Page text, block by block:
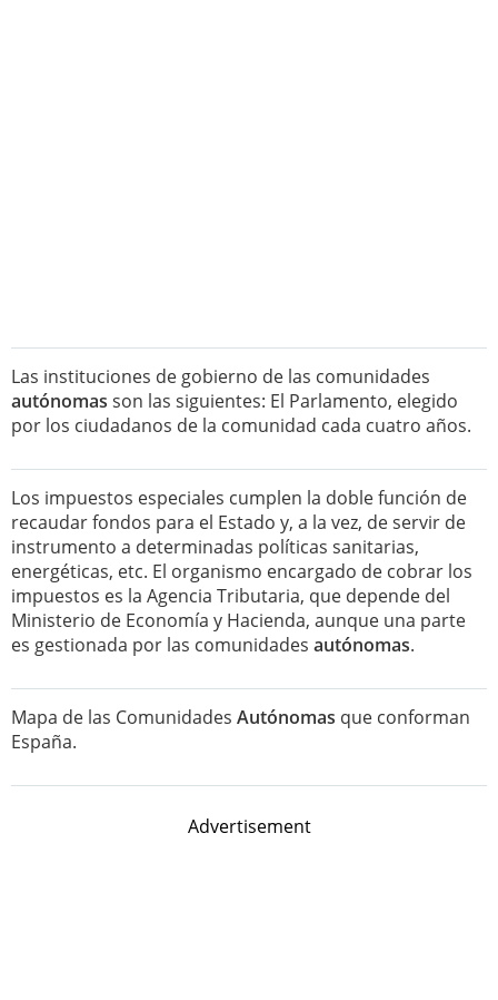
Las instituciones de gobierno de las comunidades
autónomas son las siguientes: El Parlamento, elegido
por los ciudadanos de la comunidad cada cuatro años.
Los impuestos especiales cumplen la doble función de
recaudar fondos para el Estado y, a la vez, de servir de
instrumento a determinadas políticas sanitarias,
energéticas, etc. El organismo encargado de cobrar los
impuestos es la Agencia Tributaria, que depende del
Ministerio de Economía y Hacienda, aunque una parte
es gestionada por las comunidades autónomas.
Mapa de las Comunidades Autónomas que conforman
España.
Advertisement